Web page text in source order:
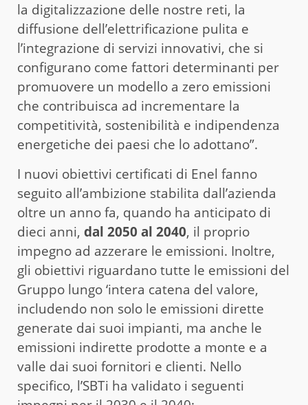
la digitalizzazione delle nostre reti, la
diffusione dell’elettrificazione pulita e
l’integrazione di servizi innovativi, che si
configurano come fattori determinanti per
promuovere un modello a zero emissioni
che contribuisca ad incrementare la
competitività, sostenibilità e indipendenza
energetiche dei paesi che lo adottano”.
I nuovi obiettivi certificati di Enel fanno
seguito all’ambizione stabilita dall’azienda
oltre un anno fa, quando ha anticipato di
dieci anni, dal 2050 al 2040, il proprio
impegno ad azzerare le emissioni. Inoltre,
gli obiettivi riguardano tutte le emissioni del
Gruppo lungo ‘intera catena del valore,
includendo non solo le emissioni dirette
generate dai suoi impianti, ma anche le
emissioni indirette prodotte a monte e a
valle dai suoi fornitori e clienti. Nello
specifico, l’SBTi ha validato i seguenti